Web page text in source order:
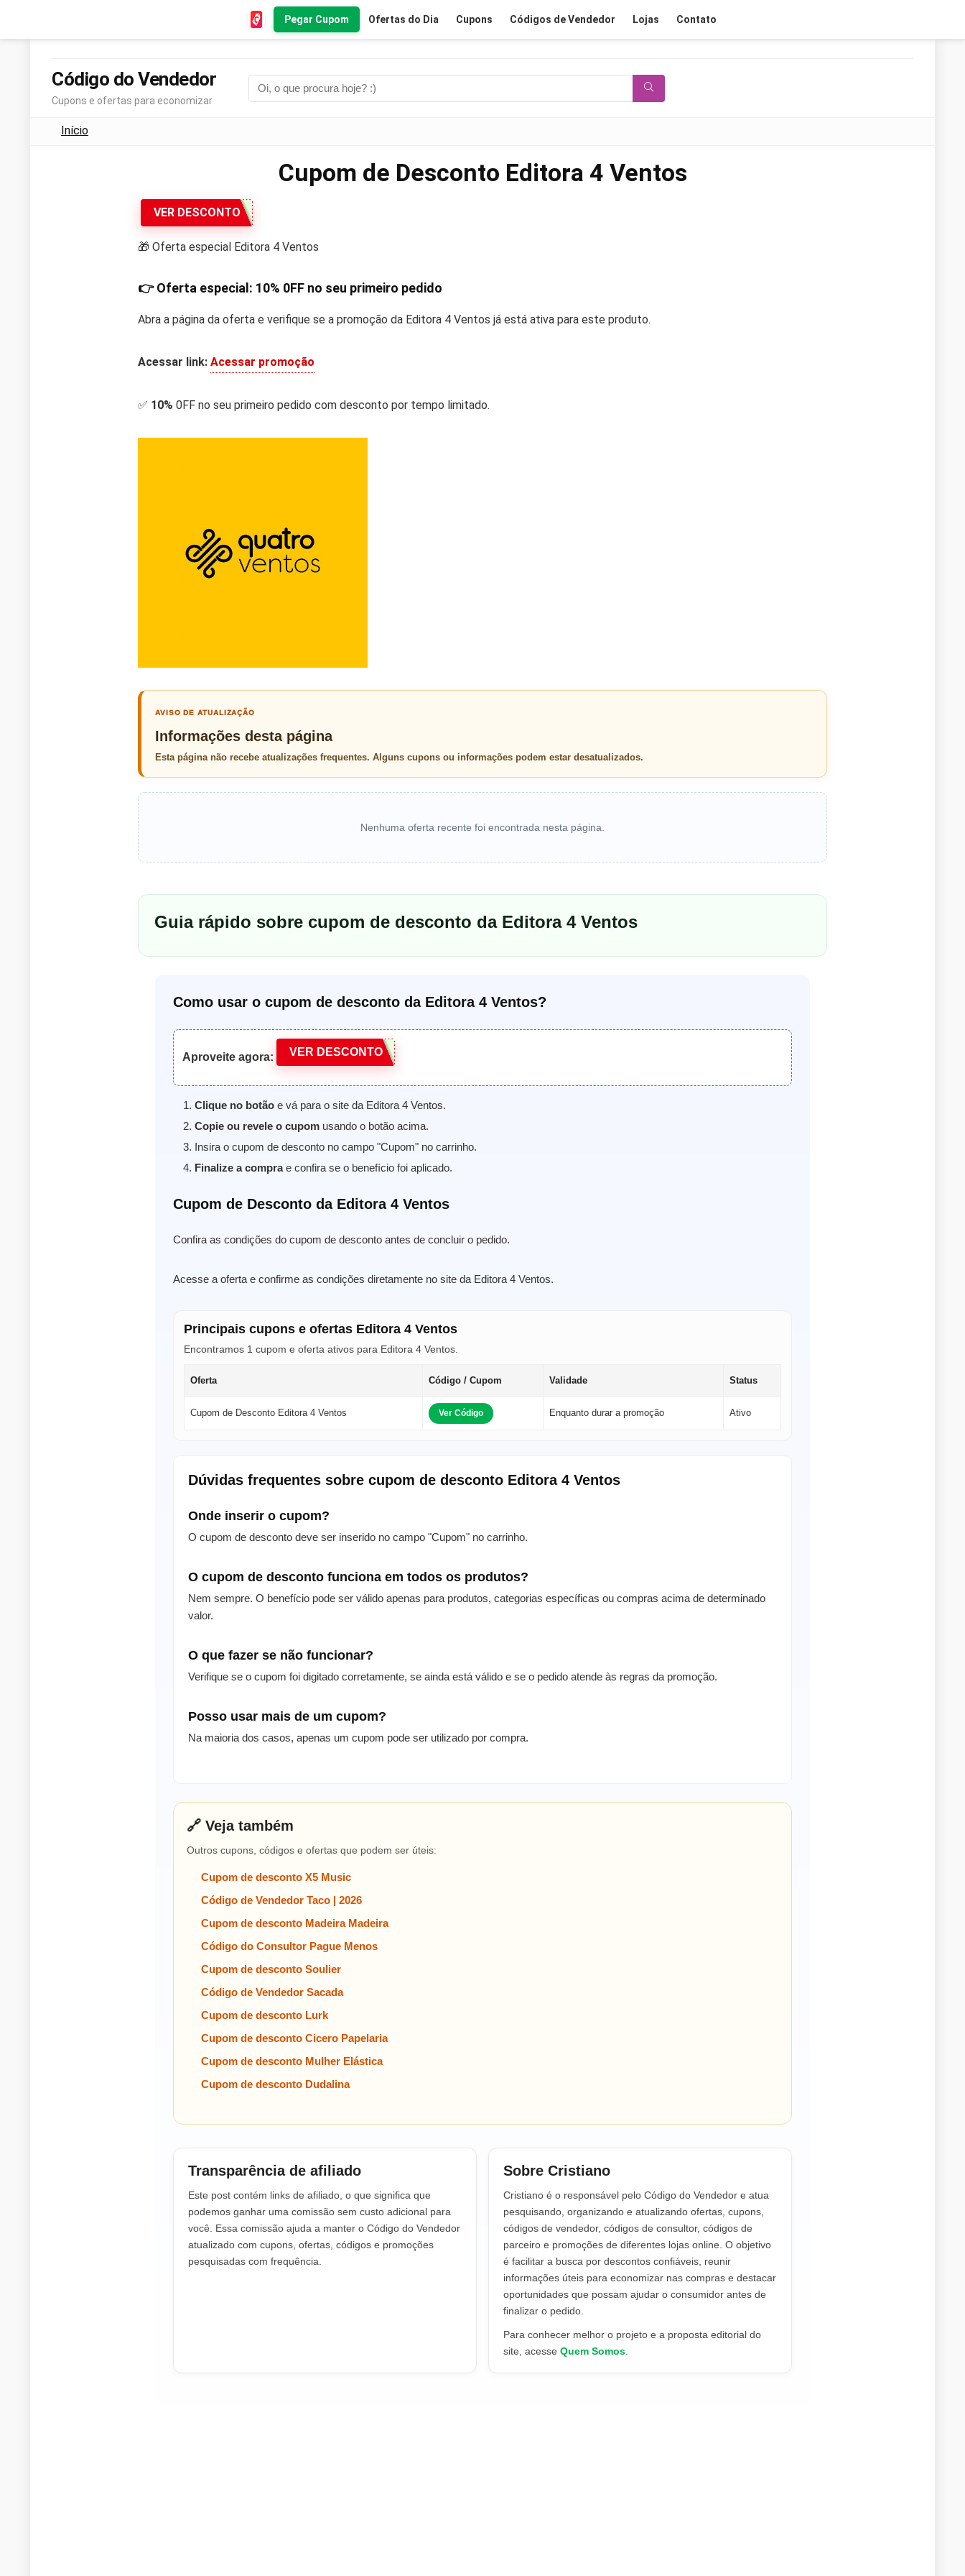
Pegar Cupom Ofertas do Dia Cupons Códigos de Vendedor Lojas Contato
Código do Vendedor
Cupons e ofertas para economizar
Início
Cupom de Desconto Editora 4 Ventos
VER DESCONTO
🎁 Oferta especial Editora 4 Ventos
👉 Oferta especial: 10% 0FF no seu primeiro pedido
Abra a página da oferta e verifique se a promoção da Editora 4 Ventos já está ativa para este produto.
Acessar link: Acessar promoção
✅ 10% 0FF no seu primeiro pedido com desconto por tempo limitado.
AVISO DE ATUALIZAÇÃO
Informações desta página
Esta página não recebe atualizações frequentes. Alguns cupons ou informações podem estar desatualizados.
Nenhuma oferta recente foi encontrada nesta página.
Guia rápido sobre cupom de desconto da Editora 4 Ventos
Como usar o cupom de desconto da Editora 4 Ventos?
Aproveite agora: VER DESCONTO
Clique no botão e vá para o site da Editora 4 Ventos.
Copie ou revele o cupom usando o botão acima.
Insira o cupom de desconto no campo "Cupom" no carrinho.
Finalize a comprae confira se o benefício foi aplicado.
Cupom de Desconto da Editora 4 Ventos
Confira as condições do cupom de desconto antes de concluir o pedido.
Acesse a oferta e confirme as condições diretamente no site da Editora 4 Ventos.
Principais cupons e ofertas Editora 4 Ventos
Encontramos 1 cupom e oferta ativos para Editora 4 Ventos.
Oferta Código / Cupom Validade Status
Cupom de Desconto Editora 4 Ventos Ver Código Enquanto durar a promoção Ativo
Dúvidas frequentes sobre cupom de desconto Editora 4 Ventos
Onde inserir o cupom?
O cupom de desconto deve ser inserido no campo "Cupom" no carrinho.
O cupom de desconto funciona em todos os produtos?
Nem sempre. O benefício pode ser válido apenas para produtos, categorias específicas ou compras acima de determinado
valor.
O que fazer se não funcionar?
Verifique se o cupom foi digitado corretamente, se ainda está válido e se o pedido atende às regras da promoção.
Posso usar mais de um cupom?
Na maioria dos casos, apenas um cupom pode ser utilizado por compra.
🔗 Veja também
Outros cupons, códigos e ofertas que podem ser úteis:
Cupom de desconto X5 Music
Código de Vendedor Taco | 2026
Cupom de desconto Madeira Madeira
Código do Consultor Pague Menos
Cupom de desconto Soulier
Código de Vendedor Sacada
Cupom de desconto Lurk
Cupom de desconto Cicero Papelaria
Cupom de desconto Mulher Elástica
Cupom de desconto Dudalina
Transparência de afiliado
Este post contém links de afiliado, o que significa que
podemos ganhar uma comissão sem custo adicional para
você. Essa comissão ajuda a manter o Código do Vendedor
atualizado com cupons, ofertas, códigos e promoções
pesquisadas com frequência.
Sobre Cristiano
Cristiano é o responsável pelo Código do Vendedor e atua
pesquisando, organizando e atualizando ofertas, cupons,
códigos de vendedor, códigos de consultor, códigos de
parceiro e promoções de diferentes lojas online. O objetivo
é facilitar a busca por descontos confiáveis, reunir
informações úteis para economizar nas compras e destacar
oportunidades que possam ajudar o consumidor antes de
finalizar o pedido.
Para conhecer melhor o projeto e a proposta editorial do
site, acesse Quem Somos